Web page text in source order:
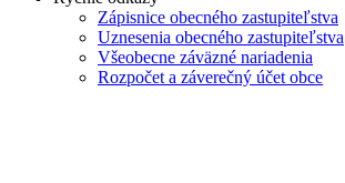
Zápisnice obecného zastupiteľstva
Uznesenia obecného zastupiteľstva
Všeobecne záväzné nariadenia
Rozpočet a záverečný účet obce